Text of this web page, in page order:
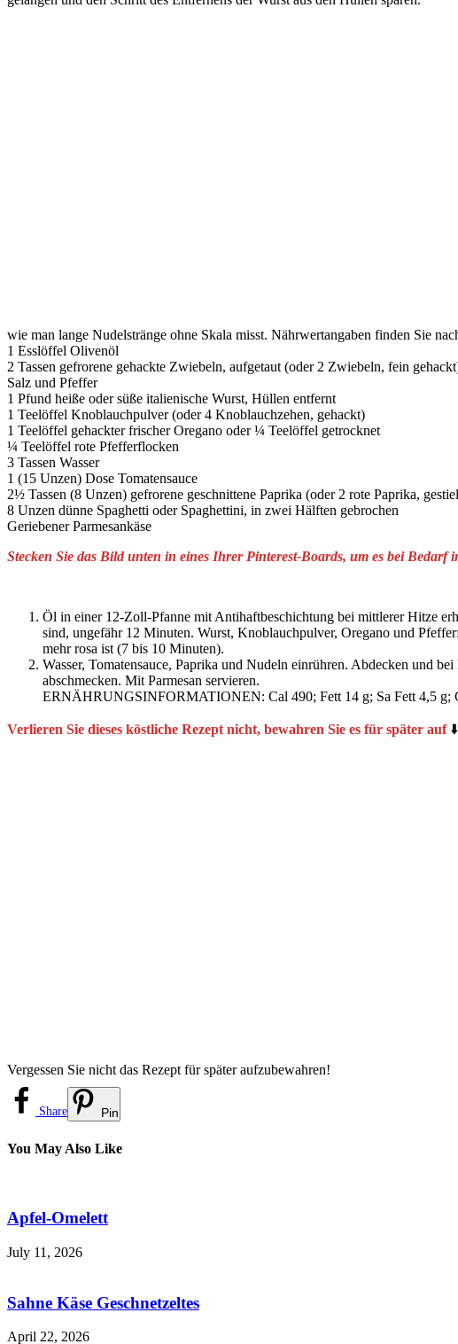
wie man lange Nudelstränge ohne Skala misst. Nährwertangaben finden Sie
1 Esslöffel Olivenöl
2 Tassen gefrorene gehackte Zwiebeln, aufgetaut (oder 2 Zwiebeln, fein
Salz und Pfeffer
1 Pfund heiße oder süße italienische Wurst, Hüllen entfernt
1 Teelöffel Knoblauchpulver (oder 4 Knoblauchzehen, gehackt)
1 Teelöffel gehackter frischer Oregano oder ¼ Teelöffel getrocknet
¼ Teelöffel rote Pfefferflocken
3 Tassen Wasser
1 (15 Unzen) Dose Tomatensauce
2½ Tassen (8 Unzen) gefrorene geschnittene Paprika (oder 2 rote Paprika,
8 Unzen dünne Spaghetti oder Spaghettini, in zwei Hälften gebrochen
Geriebener Parmesankäse
Stecken Sie das Bild unten in eines Ihrer Pinterest-Boards, um es bei
Öl in einer 12-Zoll-Pfanne mit Antihaftbeschichtung bei mittlerer Hitze
sind, ungefähr 12 Minuten. Wurst, Knoblauchpulver, Oregano und
mehr rosa ist (7 bis 10 Minuten).
Wasser, Tomatensauce, Paprika und Nudeln einrühren. Abdecken und
abschmecken. Mit Parmesan servieren.
ERNÄHRUNGSINFORMATIONEN: Cal 490; Fett 14 g; Sa Fett 4,5 g;
Verlieren Sie dieses köstliche Rezept nicht, bewahren Sie es für später auf ⬇️
Vergessen Sie nicht das Rezept für später aufzubewahren!
Share Pin
You May Also Like
Apfel-Omelett
July 11, 2026
Sahne Käse Geschnetzeltes
April 22, 2026